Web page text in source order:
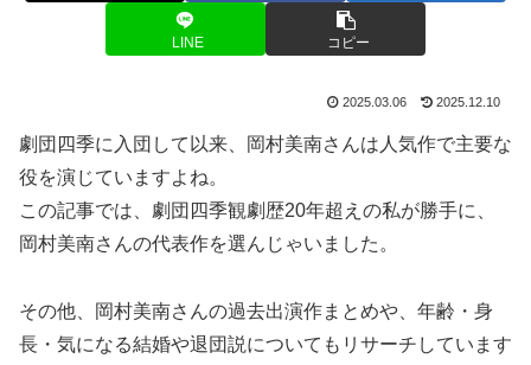
LINE コピー
2025.03.06 2025.12.10
劇団四季に入団して以来、岡村美南さんは人気作で主要な
役を演じていますよね。
この記事では、劇団四季観劇歴20年超えの私が勝手に、
岡村美南さんの代表作を選んじゃいました。
その他、岡村美南さんの過去出演作まとめや、年齢・身
長・気になる結婚や退団説についてもリサーチしています